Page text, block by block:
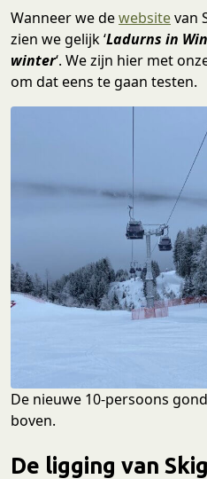
Wanneer we dewebsitevan
zien we gelijk ‘Ladurns in
winter‘. We zijn hier met
om dat eens te gaan testen.
De nieuwe 10-persoons
boven.
De ligging van